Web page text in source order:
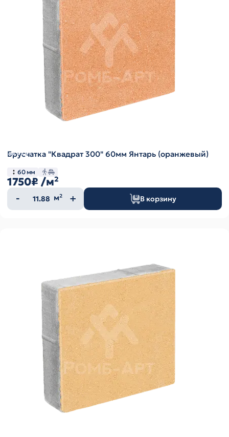
Брусчатка "Квадрат 300" 60мм Янтарь (оранжевый)
60 мм
1750₽ /м²
Количество
товара
м² В корзину